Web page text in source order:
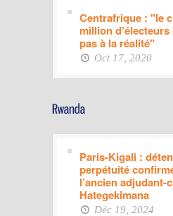
Centrafrique : "le
million
pas à la réalité"
Oct 17, 2020
Paris-Kigali :
perpétuité
l’ancien adjudant-
Hategekimana
Déc 19, 2024